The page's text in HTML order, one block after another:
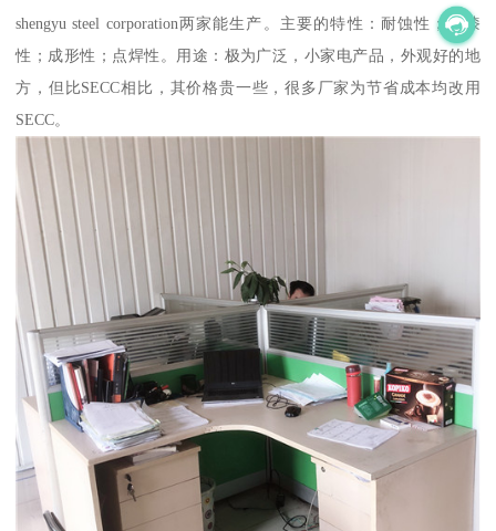
shengyu steel corporation两家能生产。主要的特性：耐蚀性；上漆
性；成形性；点焊性。用途：极为广泛，小家电产品，外观好的地
方，但比SECC相比，其价格贵一些，很多厂家为节省成本均改用
SECC。